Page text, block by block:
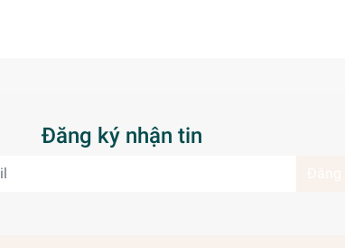
Đăng ký nhận tin